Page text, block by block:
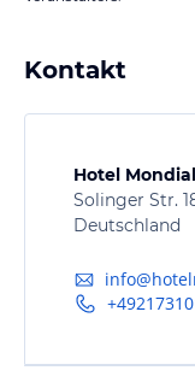
Kontakt
Hotel Mondial
Solinger Str.
Deutschland